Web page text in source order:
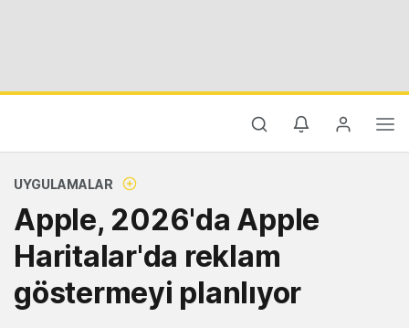
UYGULAMALAR
Apple, 2026'da Apple
Haritalar'da reklam
göstermeyi planlıyor